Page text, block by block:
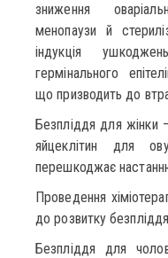
зниження
менопаузи й
індукція
гермінального
що призводить до
Безпліддя для жінки
яйцеклітин для
перешкоджає
Проведення
до розвитку
Безпліддя для